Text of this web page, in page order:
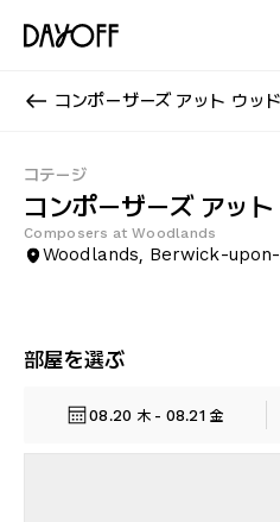
コンポーザーズ アット ウッ
コテージ
コンポーザーズ アッ
Composers at Woodlands
Woodlands, Berwick-
部屋を選ぶ
08.20 木 - 08.21 金